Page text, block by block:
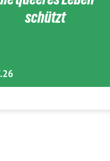
schützt